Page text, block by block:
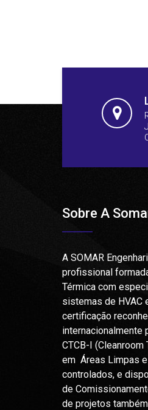
Sobre A
A SOMAR
profissional
Térmica com
sistemas de HVAC
certificação
internacionalmente
CTCB-I
em Áreas Limpas
controlados, e
de
de projetos